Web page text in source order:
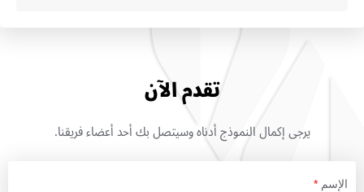
تقدم الآن
يرجى إكمال النموذج أدناه وسيتصل بك أحد أعضاء فريقنا.
الإسم *